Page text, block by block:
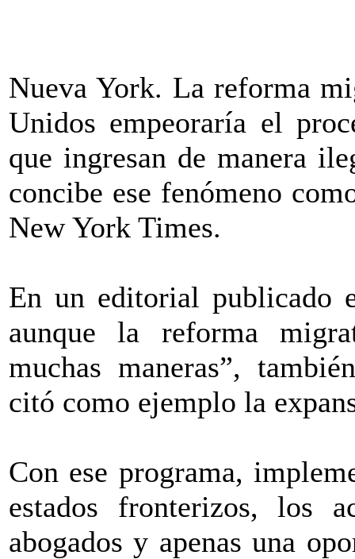
Nueva York. La reforma
Unidos empeoraría el
que ingresan de manera
concibe ese fenómeno
New York Times.
En un editorial publicado
aunque la reforma
muchas maneras”,
citó como ejemplo la
Con ese programa,
estados fronterizos, los
abogados y apenas una